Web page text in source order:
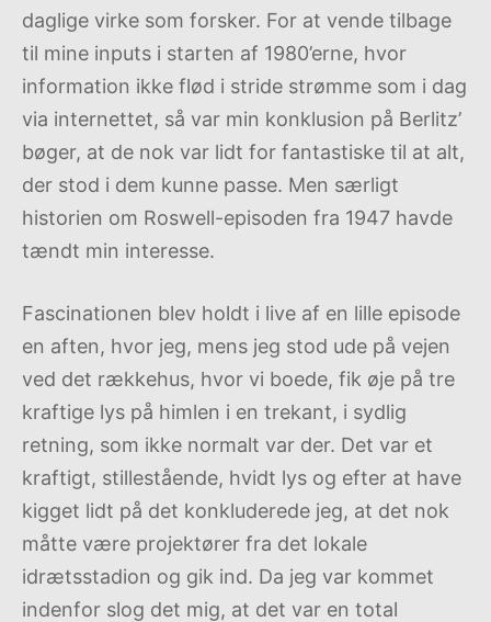
daglige virke som forsker. For at vende tilbage
til mine inputs i starten af 1980’erne, hvor
information ikke flød i stride strømme som i dag
via internettet, så var min konklusion på Berlitz’
bøger, at de nok var lidt for fantastiske til at alt,
der stod i dem kunne passe. Men særligt
historien om Roswell-episoden fra 1947 havde
tændt min interesse.
Fascinationen blev holdt i live af en lille episode
en aften, hvor jeg, mens jeg stod ude på vejen
ved det rækkehus, hvor vi boede, fik øje på tre
kraftige lys på himlen i en trekant, i sydlig
retning, som ikke normalt var der. Det var et
kraftigt, stillestående, hvidt lys og efter at have
kigget lidt på det konkluderede jeg, at det nok
måtte være projektører fra det lokale
idrætsstadion og gik ind. Da jeg var kommet
indenfor slog det mig, at det var en total